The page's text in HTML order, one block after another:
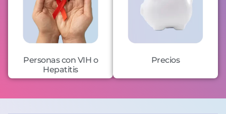
Personas con VIH o
Hepatitis
Precios